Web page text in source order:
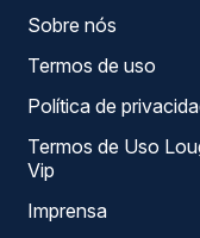
Sobre nós
Termos de uso
Política de
Termos de Uso Louge
Vip
Imprensa